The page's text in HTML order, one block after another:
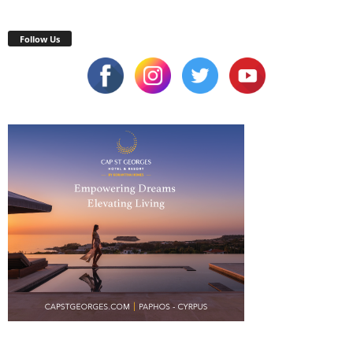
Follow Us